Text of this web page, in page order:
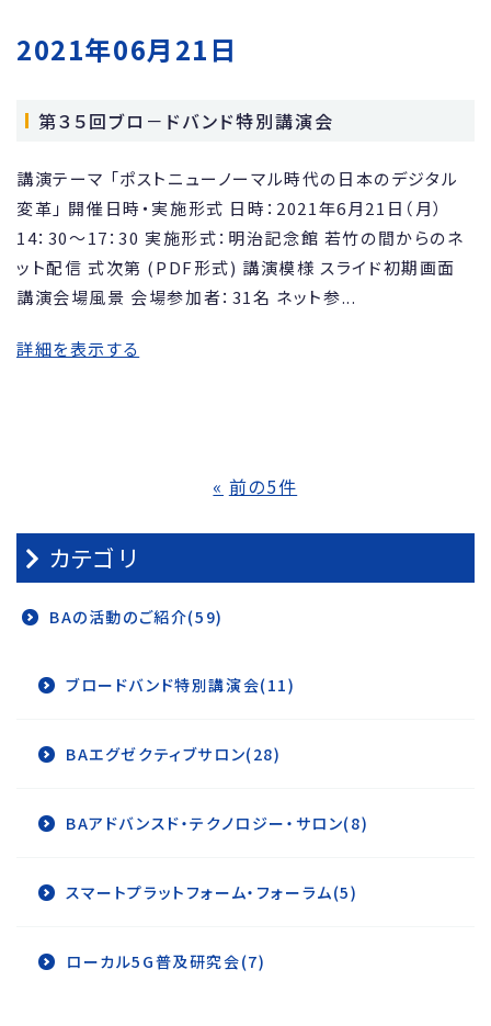
2021年06月21日
第３５回ブロ－ドバンド特別講演会
講演テーマ 「ポストニューノーマル時代の日本のデジタル
変革」 開催日時・実施形式 日時：2021年6月21日（月）
14：30～17：30 実施形式：明治記念館 若竹の間からのネ
ット配信 式次第 (PDF形式) 講演模様 スライド初期画面
講演会場風景 会場参加者：31名 ネット参...
詳細を表示する
前の5件
カテゴリ
BAの活動のご紹介(59)
ブロードバンド特別講演会(11)
BAエグゼクティブサロン(28)
BAアドバンスド・テクノロジー・サロン(8)
スマートプラットフォーム・フォーラム(5)
ローカル5G普及研究会(7)